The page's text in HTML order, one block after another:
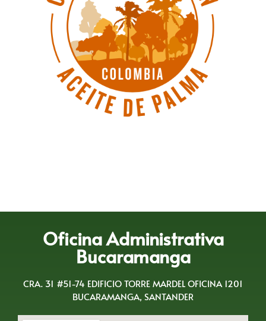
Oficina Administrativa
Bucaramanga
CRA. 31 #51-74 EDIFICIO TORRE MARDEL OFICINA 1201
BUCARAMANGA, SANTANDER